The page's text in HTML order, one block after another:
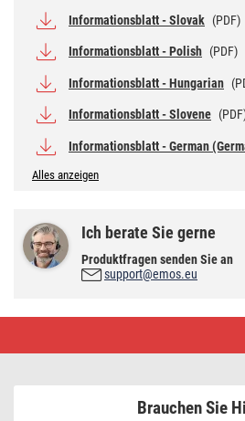
Informationsblatt - Slovak (PDF)
Informationsblatt - Polish (PDF)
Informationsblatt - Hungarian
Informationsblatt - Slovene
Informationsblatt - German
Alles anzeigen
Ich berate Sie gerne
Produktfragen senden Sie an
support@emos.eu
Classic
Brauchen Sie